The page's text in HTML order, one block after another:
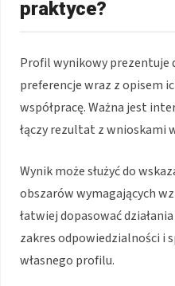
praktyce?
Profil wynikowy prezentuje
preferencje wraz z opisem
współpracę. Ważna jest
łączy rezultat z wnioskami
Wynik może służyć do
obszarów wymagających
łatwiej dopasować
zakres odpowiedzialności i
własnego profilu.